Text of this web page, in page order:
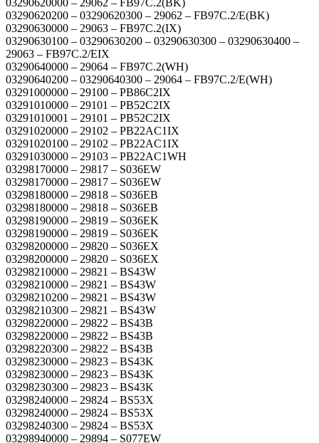
03290620000 – 29062 – FB97C.2(BK)
03290620200 – 03290620300 – 29062 – FB97C.2/E(BK)
03290630000 – 29063 – FB97C.2(IX)
03290630100 – 03290630200 – 03290630300 – 03290630400 –
29063 – FB97C.2/EIX
03290640000 – 29064 – FB97C.2(WH)
03290640200 – 03290640300 – 29064 – FB97C.2/E(WH)
03291000000 – 29100 – PB86C2IX
03291010000 – 29101 – PB52C2IX
03291010001 – 29101 – PB52C2IX
03291020000 – 29102 – PB22AC1IX
03291020100 – 29102 – PB22AC1IX
03291030000 – 29103 – PB22AC1WH
03298170000 – 29817 – S036EW
03298170000 – 29817 – S036EW
03298180000 – 29818 – S036EB
03298180000 – 29818 – S036EB
03298190000 – 29819 – S036EK
03298190000 – 29819 – S036EK
03298200000 – 29820 – S036EX
03298200000 – 29820 – S036EX
03298210000 – 29821 – BS43W
03298210000 – 29821 – BS43W
03298210200 – 29821 – BS43W
03298210300 – 29821 – BS43W
03298220000 – 29822 – BS43B
03298220000 – 29822 – BS43B
03298220300 – 29822 – BS43B
03298230000 – 29823 – BS43K
03298230000 – 29823 – BS43K
03298230300 – 29823 – BS43K
03298240000 – 29824 – BS53X
03298240000 – 29824 – BS53X
03298240300 – 29824 – BS53X
03298940000 – 29894 – S077EW